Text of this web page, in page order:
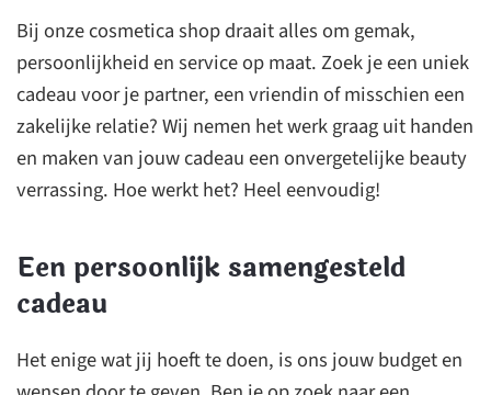
Bij onze cosmetica shop draait alles om gemak,
persoonlijkheid en service op maat. Zoek je een uniek
cadeau voor je partner, een vriendin of misschien een
zakelijke relatie? Wij nemen het werk graag uit handen
en maken van jouw cadeau een onvergetelijke beauty
verrassing. Hoe werkt het? Heel eenvoudig!
Een persoonlijk samengesteld
cadeau
Het enige wat jij hoeft te doen, is ons jouw budget en